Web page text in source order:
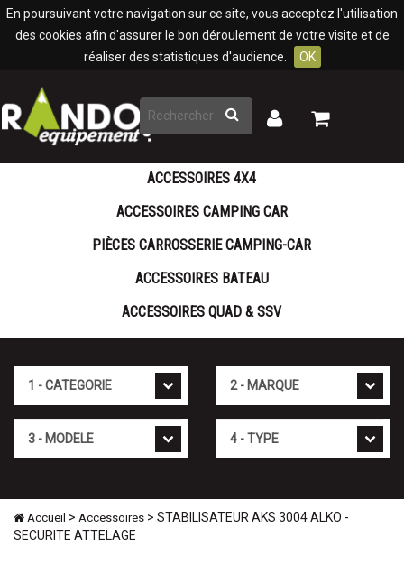
En poursuivant votre navigation sur ce site, vous acceptez l'utilisation
des cookies afin d'assurer le bon déroulement de votre visite et de
réaliser des statistiques d'audience.
OK
Rechercher
Mon
Mon
ACCESSOIRES 4X4
ACCESSOIRES CAMPING CAR
PIÈCES CARROSSERIE CAMPING-CAR
ACCESSOIRES BATEAU
ACCESSOIRES QUAD & SSV
Accueil > Accessoires > STABILISATEUR AKS 3004 ALKO -
SECURITE ATTELAGE
Panneau de gestion des cookies